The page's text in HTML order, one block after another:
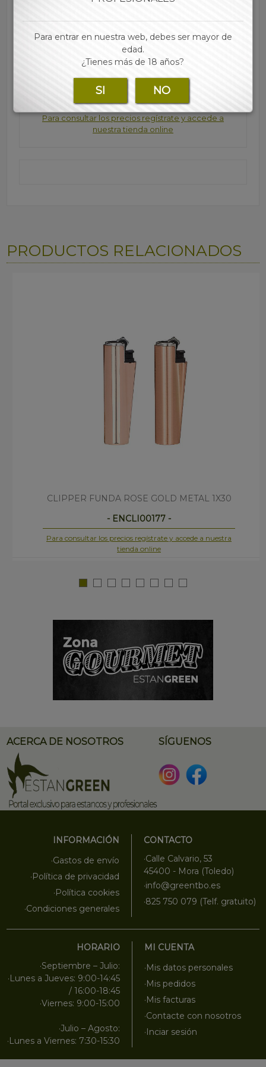
web
Para consultar los precios regístrate y accede a
nuestra tienda online
PRODUCTOS RELACIONADOS
CLIPPER FUNDA ROSE GOLD METAL 1X30
- ENCLI00177 -
Para consultar los precios regístrate y accede a nuestra
tienda online
ACERCA DE NOSOTROS SÍGUENOS
INFORMACIÓN
·Gastos de envío
·Política de privacidad
·Política cookies
·Condiciones generales
CONTACTO
·Calle Calvario, 53
45400 - Mora (Toledo)
·info@greentbo.es
·825 750 079 (Telf. gratuito)
HORARIO
·Septiembre – Julio:
·Lunes a Jueves: 9:00-14:45
/ 16:00-18:45
·Viernes: 9:00-15:00
·Julio – Agosto:
·Lunes a Viernes: 7:30-15:30
MI CUENTA
·Mis datos personales
·Mis pedidos
·Mis facturas
·Contacte con nosotros
·Inciar sesión
Para entrar en nuestra web, debes ser mayor de
edad.
¿Tienes más de 18 años?
SI NO